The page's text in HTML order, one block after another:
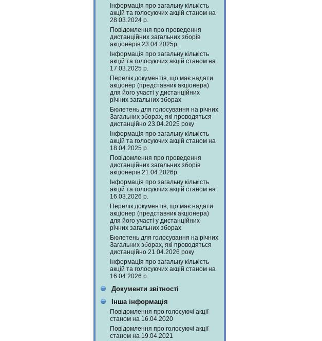
Інформація про загальну кількість
акцій та голосуючих акцій станом на
28.03.2024 р.
Повідомлення про проведення
дистанційних загальних зборів
акціонерів 23.04.2025р.
Інформація про загальну кількість
акцій та голосуючих акцій станом на
17.03.2025 р.
Перелік документів, що має надати
акціонер (представник акціонера)
для його участі у дистанційних
річних загальних зборах
Бюлетень для голосування на річних
Загальних зборах, які проводяться
дистанційно 23.04.2025 року
Інформація про загальну кількість
акцій та голосуючих акцій станом на
18.04.2025 р.
Повідомлення про проведення
дистанційних загальних зборів
акціонерів 21.04.2026р.
Інформація про загальну кількість
акцій та голосуючих акцій станом на
16.03.2026 р.
Перелік документів, що має надати
акціонер (представник акціонера)
для його участі у дистанційних
річних загальних зборах
Бюлетень для голосування на річних
Загальних зборах, які проводяться
дистанційно 21.04.2026 року
Інформація про загальну кількість
акцій та голосуючих акцій станом на
16.04.2026 р.
Документи звітності
Інша інформація
Повідомлення про голосуючі акції
станом на 16.04.2020
Повідомлення про голосуючі акції
станом на 19.04.2021